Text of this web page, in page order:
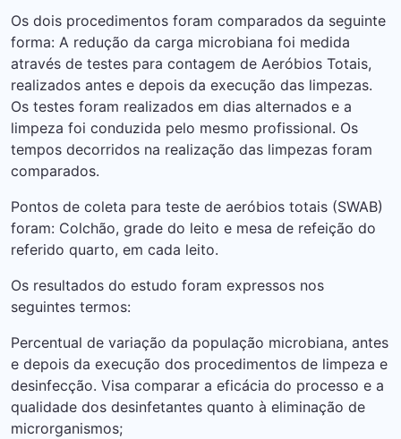
Os dois procedimentos foram comparados da seguinte
forma: A redução da carga microbiana foi medida
através de testes para contagem de Aeróbios Totais,
realizados antes e depois da execução das limpezas.
Os testes foram realizados em dias alternados e a
limpeza foi conduzida pelo mesmo profissional. Os
tempos decorridos na realização das limpezas foram
comparados.
Pontos de coleta para teste de aeróbios totais (SWAB)
foram: Colchão, grade do leito e mesa de refeição do
referido quarto, em cada leito.
Os resultados do estudo foram expressos nos
seguintes termos:
Percentual de variação da população microbiana, antes
e depois da execução dos procedimentos de limpeza e
desinfecção. Visa comparar a eficácia do processo e a
qualidade dos desinfetantes quanto à eliminação de
microrganismos;